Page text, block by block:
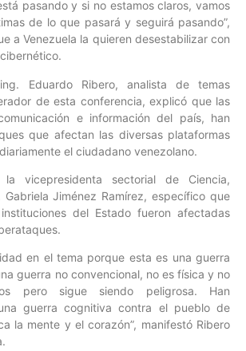
pasando y si no estamos claros, vamos
de lo que pasará y seguirá pasando”,
a Venezuela la quieren desestabilizar con
Eduardo Ribero, analista de temas
de esta conferencia, explicó que las
e información del país, han
que afectan las diversas plataformas
el ciudadano venezolano.
vicepresidenta sectorial de Ciencia,
Jiménez Ramírez, específico que
del Estado fueron afectadas
en el tema porque esta es una guerra
guerra no convencional, no es física y no
pero sigue siendo peligrosa. Han
guerra cognitiva contra el pueblo de
la mente y el corazón”, manifestó Ribero